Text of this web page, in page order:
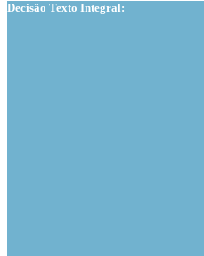
Decisão Texto Integral: